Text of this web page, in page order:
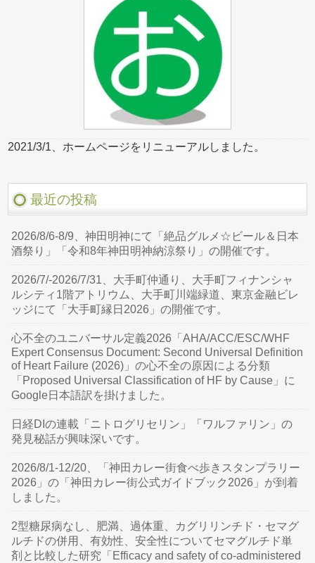
2021/3/1、ホームページをリニューアルしました。
最近の投稿
2026/8/6-8/9、神田明神にて「絶品グルメ☆ビール＆日本
酒祭り」「令和8年神田明神納涼祭り」の開催です。
2026/7/-2026/7/31、大手町仲通り、大手町フィナンシャ
ルシティ1階アトリウム、大手町川端緑道、東京金融ビレ
ッジにて「大手町縁日2026」の開催です。
心不全のユニバーサル定義2026「AHA/ACC/ESC/WHF
Expert Consensus Document: Second Universal Definition
of Heart Failure (2026)」の心不全の原因による分類
「Proposed Universal Classification of HF by Cause」に
Google日本語訳を掛けました。
日経DIの連載「ニトログリセリン」「ワルファリン」の
発見秘話が興味深いです。
2026/8/1-12/20、「神田カレー街食べ歩きスタンプラリー
2026」の「神田カレー街公式ガイドブック2026」が到着
しました。
2型糖尿病なし、肥満、過体重、カグリリンチド・セマグ
ルチドの併用、有効性、安全性についてセマグルチド単
剤と比較した研究「Efficacy and safety of co-administered